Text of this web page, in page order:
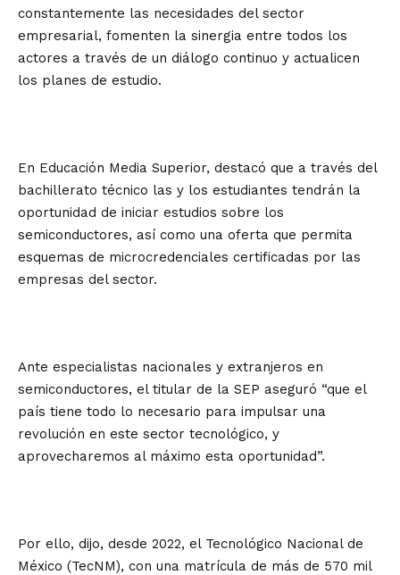
constantemente las necesidades del sector
empresarial, fomenten la sinergia entre todos los
actores a través de un diálogo continuo y actualicen
los planes de estudio.
En Educación Media Superior, destacó que a través del
bachillerato técnico las y los estudiantes tendrán la
oportunidad de iniciar estudios sobre los
semiconductores, así como una oferta que permita
esquemas de microcredenciales certificadas por las
empresas del sector.
Ante especialistas nacionales y extranjeros en
semiconductores, el titular de la SEP aseguró “que el
país tiene todo lo necesario para impulsar una
revolución en este sector tecnológico, y
aprovecharemos al máximo esta oportunidad”.
Por ello, dijo, desde 2022, el Tecnológico Nacional de
México (TecNM), con una matrícula de más de 570 mil